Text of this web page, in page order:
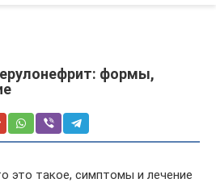
формы,
это такое, симптомы и лечение